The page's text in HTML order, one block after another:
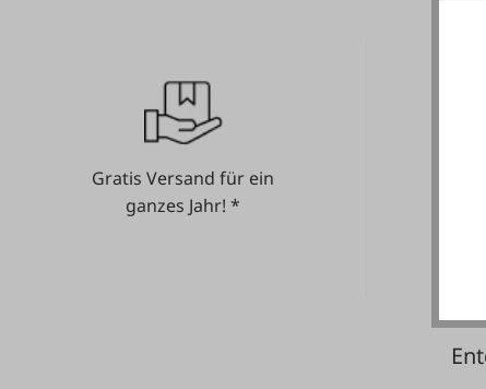
Gratis Versand für ein
ganzes Jahr! *